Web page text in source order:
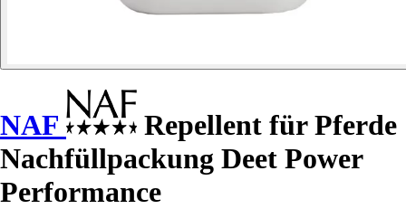
NAF
Repellent für Pferde
Nachfüllpackung Deet Power
Performance